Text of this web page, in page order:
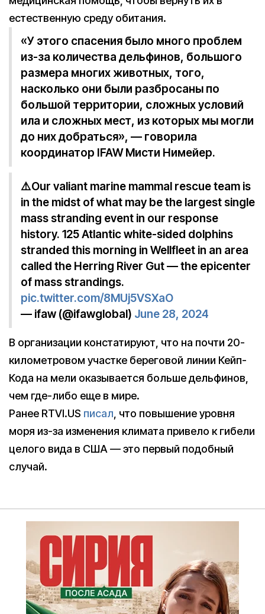
естественную среду обитания.
«У этого спасения было много проблем
из-за количества дельфинов, большого
размера многих животных, того,
насколько они были разбросаны по
большой территории, сложных условий
ила и сложных мест, из которых мы могли
до них добраться», — говорила
координатор IFAW Мисти Нимейер.
⚠️Our valiant marine mammal rescue team is
in the midst of what may be the largest single
mass stranding event in our response
history. 125 Atlantic white-sided dolphins
stranded this morning in Wellfleet in an area
called the Herring River Gut — the epicenter
of mass strandings.
pic.twitter.com/8MUj5VSXaO
— ifaw (@ifawglobal) June 28, 2024
В организации констатируют, что на почти 20-
километровом участке береговой линии Кейп-
Кода на мели оказывается больше дельфинов,
чем где-либо еще в мире.
Ранее RTVI.US писал, что повышение уровня
моря из-за изменения климата привело к гибели
целого вида в США — это первый подобный
случай.